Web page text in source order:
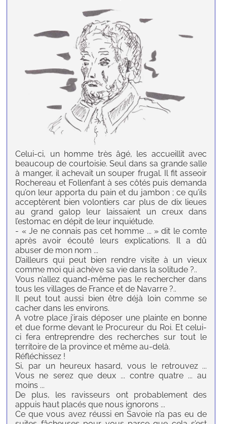
Celui-ci, un homme très âgé, les accueillit avec
beaucoup de courtoisie. Seul dans sa grande salle
à manger, il achevait un souper frugal. Il fit asseoir
Rochereau et Follenfant à ses côtés puis demanda
qu’on leur apporta du pain et du jambon ; ce qu’ils
acceptèrent bien volontiers car plus de dix lieues
au grand galop leur laissaient un creux dans
l’estomac en dépit de leur inquiétude.
- « Je ne connais pas cet homme ... » dit le comte
après avoir écouté leurs explications. Il a dû
abuser de mon nom ...
D’ailleurs qui peut bien rendre visite à un vieux
comme moi qui achève sa vie dans la solitude ?..
Vous n’allez quand-même pas le rechercher dans
tous les villages de France et de Navarre ?..
Il peut tout aussi bien être déjà loin comme se
cacher dans les environs.
A votre place j’irais déposer une plainte en bonne
et due forme devant le Procureur du Roi. Et celui-
ci fera entreprendre des recherches sur tout le
territoire de la province et même au-delà.
Réfléchissez !
Si, par un heureux hasard, vous le retrouvez ...
Vous ne serez que deux ... contre quatre ... au
moins ...
De plus, les ravisseurs ont probablement des
appuis haut placés que nous ignorons ...
Ce que vous avez réussi en Savoie n’a pas eu de